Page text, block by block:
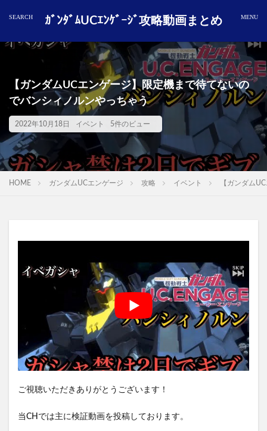
ｶﾞﾝﾀﾞﾑUCｴﾝｹﾞｰｼﾞ攻略動画まとめ
【ガンダムUCエンゲージ】限定機まで待てないの
でバンシィノルンやっちゃう
2022年10月18日 イベント 5件のビュー
HOME ガンダムUCエンゲージ 攻略 イベント 【ガンダム
ご視聴いただきありがとうございます！
当CHでは主に検証動画を投稿しております。